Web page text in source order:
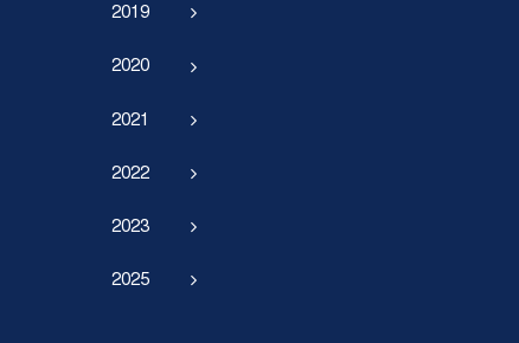
2019
2020
2021
2022
2023
2025